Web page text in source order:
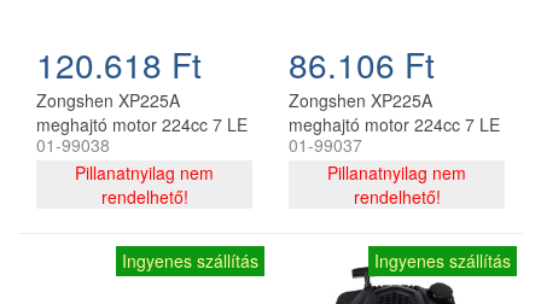
120.618 Ft
Zongshen XP225A
meghajtó motor 224cc 7 LE
25x70 mm függőleges
tengely Auto-choke E-
01-99038
Pillanatnyilag nem
rendelhető!
86.106 Ft
Zongshen XP225A
meghajtó motor 224cc 7 LE
függőleges tengely 25mm x
70mm auto-choke
01-99037
Pillanatnyilag nem
rendelhető!
Ingyenes szállítás Ingyenes szállítás